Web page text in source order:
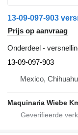
13-09-097-903
Prijs op aanvraag
Onderdeel -
13-09-097-903
Mexico,
Maquinaria Wiebe